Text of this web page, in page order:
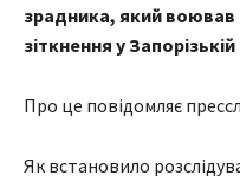
зрадника, який воював
зіткнення у
Про це повідомляє
Як встановило